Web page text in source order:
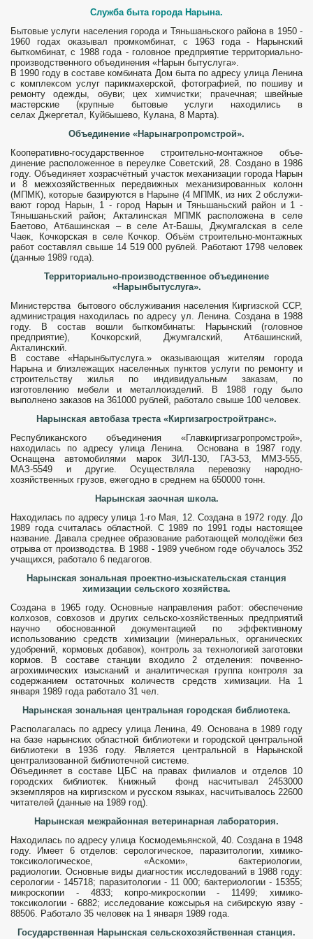
Служба быта города Нарына.
Бытовые услуги населения города и Тяньшаньского района в 1950 -
1960 годах оказывал промком­бинат, с 1963 года - Нарынский
быткомбинат, с 1988 года - го­ловное предприятие территориально-
производственного объе­динения «Нарын бытуслуга».
В 1990 году в составе комбината Дом быта по адресу улица Ленина
с комплексом услуг парикмахерской, фо­тографией, по поши­ву и
ремонту одеж­ды, обуви; цех химчистки; прачечная; швейные
мастерские (крупные бытовые услуги находились в
селах Джергетал, Куйбышево, Кулана, 8 Марта).
Объединение «Нарынагропромстрой».
Коопера­тивно-государственное строительно-монтажное объе­
динение расположенное в переулке Советский, 28. Создано в 1986
году. Объединяет хозрасчётный участок механизации города Нарын
и 8 межхозяйственных передвижных механизированных колонн
(МПМК), которые базируются в Нарыне (4 МПМК, из них 2 обслужи­
вают город Нарын, 1 - город Нарын и Тяньшаньский район и 1 -
Тянышаньский район; Акталинская МПМК расположена в селе
Баетово, Атбашинская – в селе Ат-Башы, Джумгалская в селе
Чаек, Кочкорская в селе Кочкор. Объём строительно-монтаж­ных
работ составлял свыше 14 519 000 рублей. Работают 1798 человек
(данные 1989 года).
Территориально-производственное объединение
«Нарынбытуслуга».
Министерства бытового обслуживания населения Киргизской ССР,
адми­нистрация находилась по адресу ул. Ленина. Создана в 1988
году. В состав вошли быткомбинаты: Нарынский (головное
предприятие), Кочкорский, Джумгалский, Атбашинский,
Акталинский.
В составе «Нарынбытуслуга.» оказывающая жителям города
Нарына и близлежащих населенных пунктов услуги по ремонту и
строительству жилья по индивидуальным заказам, по
изготовлению мебели и металлоизделий. В 1988 году было
выполнено заказов на 361000 рублей, работало свыше 100 человек.
Нарынская автобаза треста «Киргизагростройтранс».
Республиканского объе­динения «Главкиргизагропромстрой»,
находилась по адресу улица Ленина. Основана в 1987 году.
Оснащена автомобилями марок ЗИЛ-130, ГАЗ-53, ММЗ-555,
МАЗ-5549 и другие. Осуществляла перевозку народно-
хозяйственных гру­зов, ежегодно в среднем на 650000 тонн.
Нарынская заочная школа.
Находилась по адресу улица 1-го Мая, 12. Создана в 1972 году. До
1989 года считалась областной. С 1989 по 1991 годы настоящее
название. Давала среднее образование работающей молодёжи без
отрыва от производства. В 1988 - 1989 учебном годе обучалось 352
учащихся, работало 6 педагогов.
Нарынская зональная проектно-изыскательская станция
химизации сельского хозяйства.
Создана в 1965 году. Основные направления работ: обеспечение
колхозов, совхозов и других сельско-хозяйственных предприятий
научно обоснованной документацией по эффектив­ному
использованию средств химиза­ции (минеральных, органических
удобре­ний, кормовых добавок), контроль за технологией заготовки
кормов. В соста­ве станции входило 2 отделения: почвенно-
агрохимических изысканий и аналитическая группа контроля за
содержанием остаточных количеств средств химизации. На 1
января 1989 года работало 31 чел.
Нарынская зональная центральная городская библиотека.
Располагалась по адресу улица Ленина, 49. Основана в 1989 году
на базе нарынских областной библиотеки и городской центральной
библиотеки в 1936 году. Является цент­ральной в Нарынской
централизованной библиотечной системе.
Объединяет в составе ЦБС на правах филиалов и от­делов 10
городских библиотек. Книжный фонд насчитывал 2453000
экземпляров на киргизском и русском языках, насчитывалось 22600
читателей (данные на 1989 год).
Нарынская межрайонная ветеринарная лаборатория.
Находилась по адресу улица Космодемьянской, 40. Создана в 1948
году. Имеет 6 отделов: серологическое, паразитологии, химико-
токсикологическое, «Аскоми», бактериологии,
радиологии. Основные виды диагностик исследований в 1988 году:
серологии - 145718; паразито­логии - 11 000; бактериологии - 15355;
микроскопии - 4833; копро-микроскопии - 11499; химико-
токсикологии - 6882; исследование кож­сырья на сибирскую язву -
88506. Ра­ботало 35 человек на 1 января 1989 года.
Государственная Нарынская сельскохозяйственная станция.